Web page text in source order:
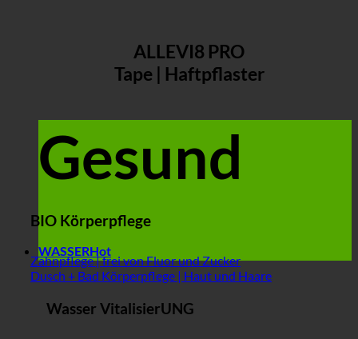
ALLEVI8 PRO
Tape | Haftpflaster
Gesund
BIO Körperpflege
Zahnpflege | frei von Fluor und Zucker
Dusch + Bad Körperpflege | Haut und Haare
WASSER
Wasser VitalisierUNG